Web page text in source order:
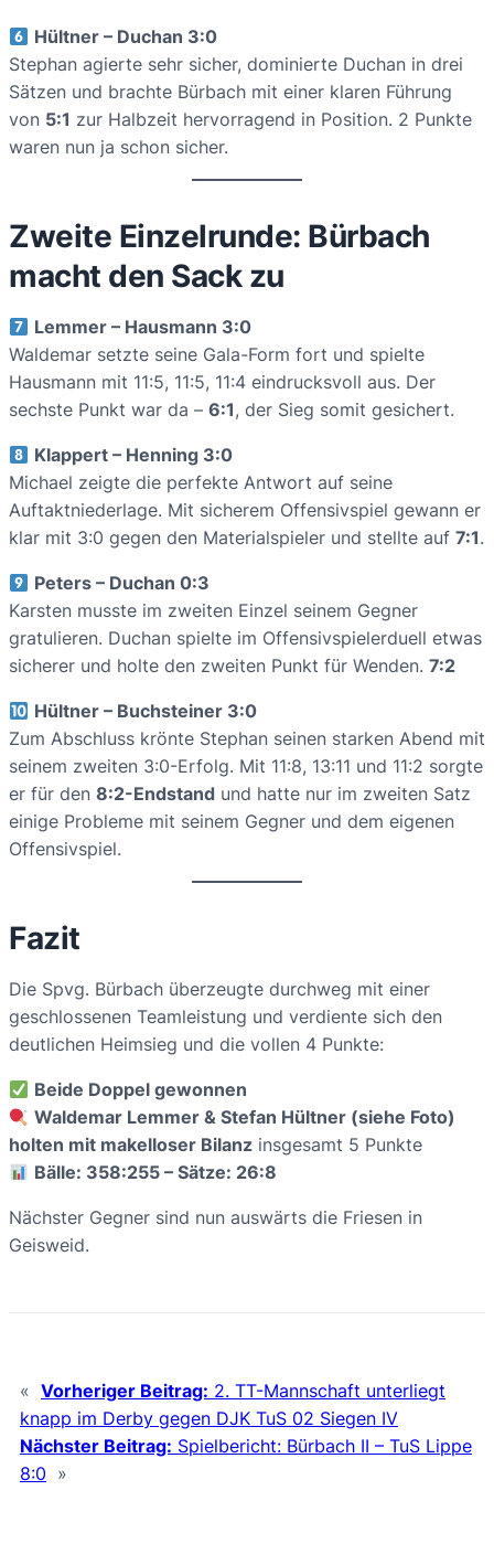
Hültner – Duchan 3:0
Stephan agierte sehr sicher, dominierte Duchan in drei
Sätzen und brachte Bürbach mit einer klaren Führung
von 5:1 zur Halbzeit hervorragend in Position. 2 Punkte
waren nun ja schon sicher.
Zweite Einzelrunde: Bürbach
macht den Sack zu
Lemmer – Hausmann 3:0
Waldemar setzte seine Gala-Form fort und spielte
Hausmann mit 11:5, 11:5, 11:4 eindrucksvoll aus. Der
sechste Punkt war da – 6:1, der Sieg somit gesichert.
Klappert – Henning 3:0
Michael zeigte die perfekte Antwort auf seine
Auftaktniederlage. Mit sicherem Offensivspiel gewann er
klar mit 3:0 gegen den Materialspieler und stellte auf 7:1.
Peters – Duchan 0:3
Karsten musste im zweiten Einzel seinem Gegner
gratulieren. Duchan spielte im Offensivspielerduell etwas
sicherer und holte den zweiten Punkt für Wenden. 7:2
Hültner – Buchsteiner 3:0
Zum Abschluss krönte Stephan seinen starken Abend mit
seinem zweiten 3:0-Erfolg. Mit 11:8, 13:11 und 11:2 sorgte
er für den 8:2-Endstand und hatte nur im zweiten Satz
einige Probleme mit seinem Gegner und dem eigenen
Offensivspiel.
Fazit
Die Spvg. Bürbach überzeugte durchweg mit einer
geschlossenen Teamleistung und verdiente sich den
deutlichen Heimsieg und die vollen 4 Punkte:
Beide Doppel gewonnen
Waldemar Lemmer & Stefan Hültner (siehe Foto)
holten mit makelloser Bilanz insgesamt 5 Punkte
Bälle: 358:255 – Sätze: 26:8
Nächster Gegner sind nun auswärts die Friesen in
Geisweid.
« Vorheriger Beitrag: 2. TT-Mannschaft unterliegt
knapp im Derby gegen DJK TuS 02 Siegen IV
Nächster Beitrag: Spielbericht: Bürbach II – TuS Lippe
8:0 »